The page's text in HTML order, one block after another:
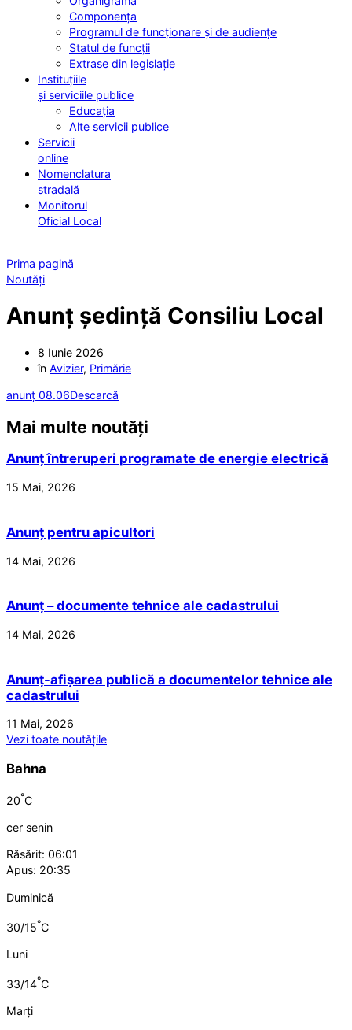
Componența
Programul de funcționare și de audiențe
Statul de funcții
Extrase din legislație
Instituțiile
și serviciile publice
Educația
Alte servicii publice
Servicii
online
Nomenclatura
stradală
Monitorul
Oficial Local
Prima pagină
Noutăți
Anunț ședință Consiliu Local
8 Iunie 2026
în Avizier, Primărie
anunț 08.06Descarcă
Mai multe noutăți
Anunț întreruperi programate de energie electrică
15 Mai, 2026
Anunț pentru apicultori
14 Mai, 2026
Anunț – documente tehnice ale cadastrului
14 Mai, 2026
Anunț-afișarea publică a documentelor tehnice ale
cadastrului
11 Mai, 2026
Vezi toate noutățile
Bahna
20°C
cer senin
Răsărit: 06:01
Apus: 20:35
Duminică
30/15°C
Luni
33/14°C
Marți